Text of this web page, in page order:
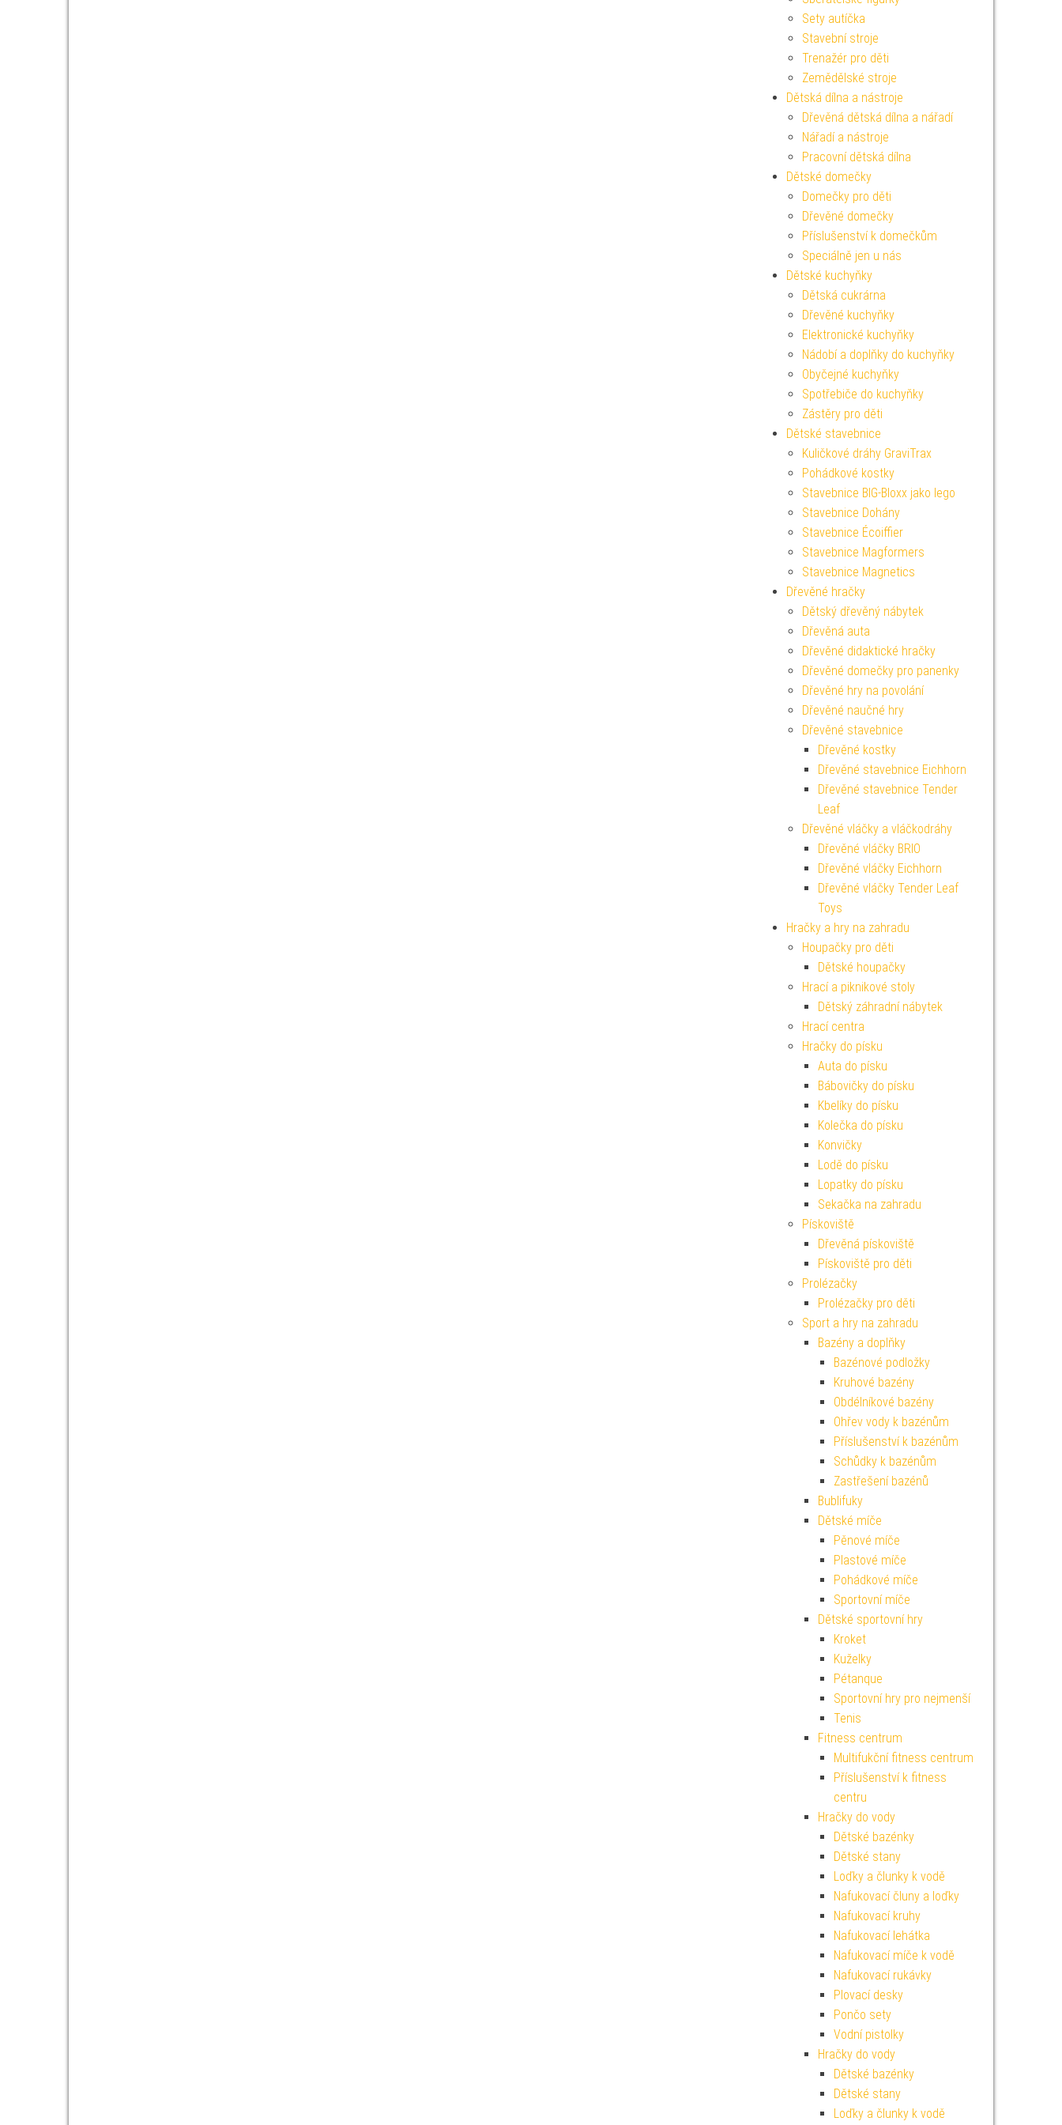
Sety autíčka
Stavební stroje
Trenažér pro děti
Zemědělské stroje
Dětská dílna a nástroje
Dřevěná dětská dílna a nářadí
Nářadí a nástroje
Pracovní dětská dílna
Dětské domečky
Domečky pro děti
Dřevěné domečky
Příslušenství k domečkům
Speciálně jen u nás
Dětské kuchyňky
Dětská cukrárna
Dřevěné kuchyňky
Elektronické kuchyňky
Nádobí a doplňky do kuchyňky
Obyčejné kuchyňky
Spotřebiče do kuchyňky
Zástěry pro děti
Dětské stavebnice
Kuličkové dráhy GraviTrax
Pohádkové kostky
Stavebnice BIG-Bloxx jako lego
Stavebnice Dohány
Stavebnice Écoiffier
Stavebnice Magformers
Stavebnice Magnetics
Dřevěné hračky
Dětský dřevěný nábytek
Dřevěná auta
Dřevěné didaktické hračky
Dřevěné domečky pro panenky
Dřevěné hry na povolání
Dřevěné naučné hry
Dřevěné stavebnice
Dřevěné kostky
Dřevěné stavebnice Eichhorn
Dřevěné stavebnice Tender
Leaf
Dřevěné vláčky a vláčkodráhy
Dřevěné vláčky BRIO
Dřevěné vláčky Eichhorn
Dřevěné vláčky Tender Leaf
Toys
Hračky a hry na zahradu
Houpačky pro děti
Dětské houpačky
Hrací a piknikové stoly
Dětský záhradní nábytek
Hrací centra
Hračky do písku
Auta do písku
Bábovičky do písku
Kbelíky do písku
Kolečka do písku
Konvičky
Lodě do písku
Lopatky do písku
Sekačka na zahradu
Pískoviště
Dřevěná pískoviště
Pískoviště pro děti
Prolézačky
Prolézačky pro děti
Sport a hry na zahradu
Bazény a doplňky
Bazénové podložky
Kruhové bazény
Obdélníkové bazény
Ohřev vody k bazénům
Příslušenství k bazénům
Schůdky k bazénům
Zastřešení bazénů
Bublifuky
Dětské míče
Pěnové míče
Plastové míče
Pohádkové míče
Sportovní míče
Dětské sportovní hry
Kroket
Kuželky
Pétanque
Sportovní hry pro nejmenší
Tenis
Fitness centrum
Multifukční fitness centrum
Příslušenství k fitness
centru
Hračky do vody
Dětské bazénky
Dětské stany
Loďky a člunky k vodě
Nafukovací čluny a loďky
Nafukovací kruhy
Nafukovací lehátka
Nafukovací míče k vodě
Nafukovací rukávky
Plovací desky
Pončo sety
Vodní pistolky
Hračky do vody
Dětské bazénky
Dětské stany
Loďky a člunky k vodě